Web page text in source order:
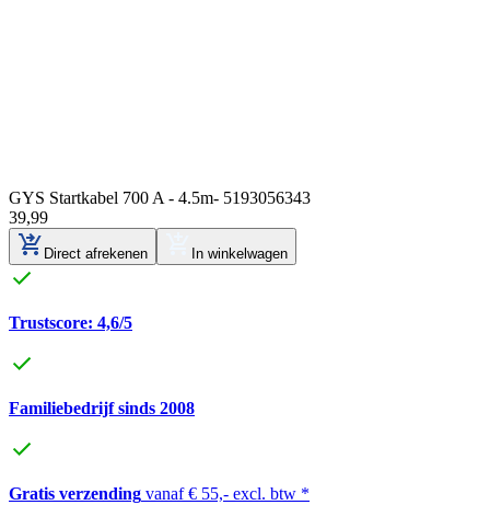
GYS Startkabel 700 A - 4.5m- 5193056343
39,99
Direct afrekenen In winkelwagen
Trustscore: 4,6/5
Familiebedrijf sinds 2008
Gratis verzending vanaf € 55,- excl. btw *